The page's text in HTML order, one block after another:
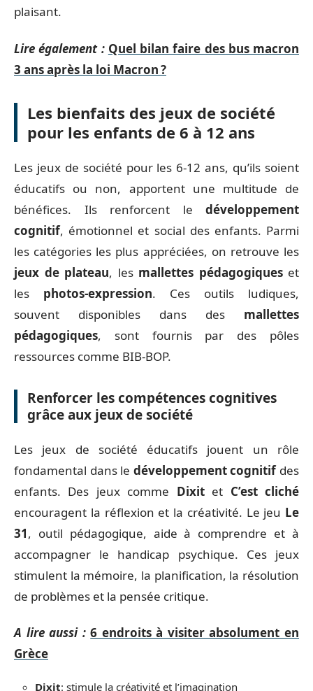
plaisant.
Lire également : Quel bilan faire des bus macron
3 ans après la loi Macron ?
Les bienfaits des jeux de société
pour les enfants de 6 à 12 ans
Les jeux de société pour les 6-12 ans, qu’ils soient
éducatifs ou non, apportent une multitude de
bénéfices. Ils renforcent le développement
cognitif, émotionnel et social des enfants. Parmi
les catégories les plus appréciées, on retrouve les
jeux de plateau, les mallettes pédagogiqueset
les photos-expression. Ces outils ludiques,
souvent disponibles dans des mallettes
pédagogiques, sont fournis par des pôles
ressources comme BIB-BOP.
Renforcer les compétences cognitives
grâce aux jeux de société
Les jeux de société éducatifs jouent un rôle
fondamental dans le développement cognitifdes
enfants. Des jeux comme Dixitet C’est cliché
encouragent la réflexion et la créativité. Le jeu Le
31, outil pédagogique, aide à comprendre et à
accompagner le handicap psychique. Ces jeux
stimulent la mémoire, la planification, la résolution
de problèmes et la pensée critique.
A lire aussi : 6 endroits à visiter absolument en
Grèce
Dixit: stimule la créativité et l’imagination